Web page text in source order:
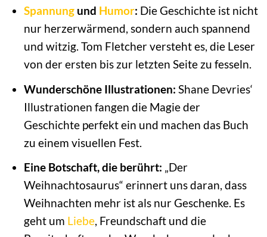
Spannungund Humor: Die Geschichte ist nicht
nur herzerwärmend, sondern auch spannend
und witzig. Tom Fletcher versteht es, die Leser
von der ersten bis zur letzten Seite zu fesseln.
Wunderschöne Illustrationen: Shane Devries‘
Illustrationen fangen die Magie der
Geschichte perfekt ein und machen das Buch
zu einem visuellen Fest.
Eine Botschaft, die berührt: „Der
Weihnachtosaurus“ erinnert uns daran, dass
Weihnachten mehr ist als nur Geschenke. Es
geht um Liebe, Freundschaft und die